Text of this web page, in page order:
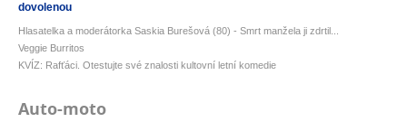
dovolenou
Hlasatelka a moderátorka Saskia Burešová (80) - Smrt manžela ji zdrtil...
Veggie Burritos
KVÍZ: Rafťáci. Otestujte své znalosti kultovní letní komedie
Auto-moto